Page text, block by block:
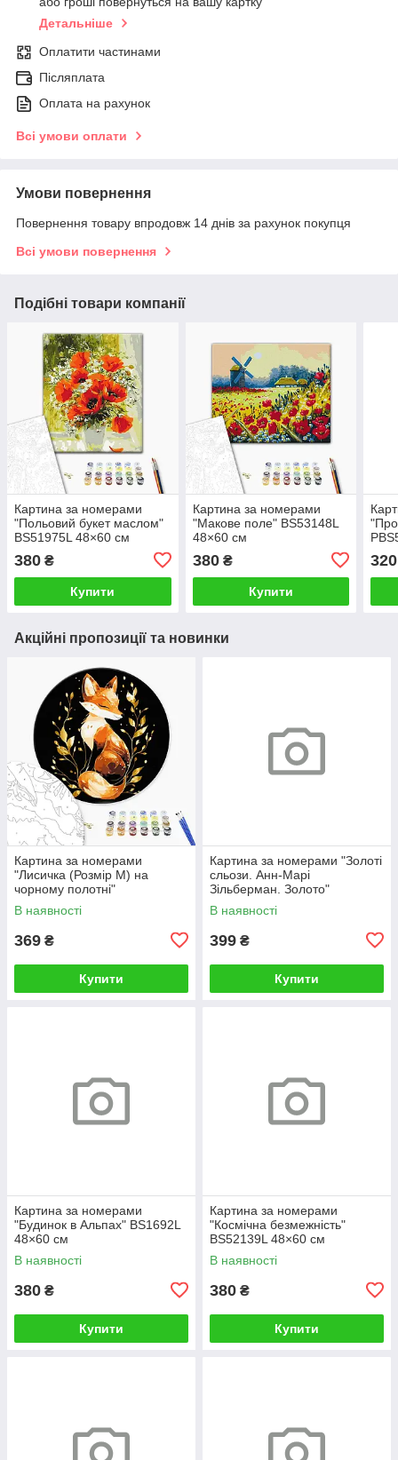
Детальніше
Оплатити частинами
Післяплата
Оплата на рахунок
Всі умови оплати
Умови повернення
Повернення товару впродовж 14 днів за рахунок покупця
Всі умови повернення
Подібні товари компанії
Картина за номерами
"Польовий букет маслом"
BS51975L 48×60 см
380 ₴
Купити
Картина за номерами
"Макове поле" BS53148L
48×60 см
380₴
Купити
320
Акційні пропозиції та новинки
Картина за номерами
"Лисичка (Розмір М) на
чорному полотні"
RCB00126М 30
В наявності
369 ₴
Купити
Картина за номерами "Золоті
сльози. Анн-Марі
Зільберман. Золото"
BS52812L 48×60 см
В наявності
399 ₴
Купити
Картина за номерами
"Будинок в Альпах" BS1692L
48×60 см
В наявності
380 ₴
Купити
Картина за номерами
"Космічна безмежність"
BS52139L 48×60 см
В наявності
380 ₴
Купити